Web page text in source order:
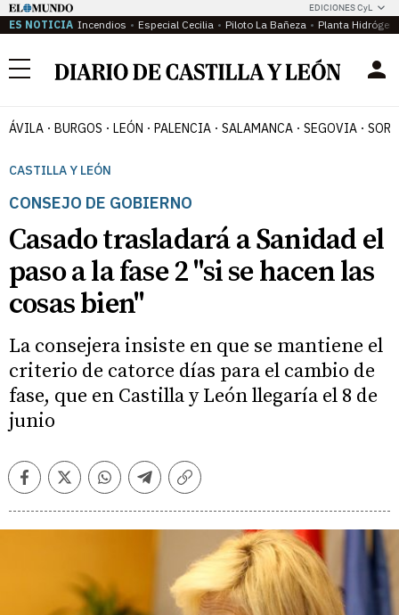
EDICIONES CyL
ES NOTICIA Incendios Especial Cecilia Piloto La Bañeza Planta
Menú
ÁVILA BURGOS LEÓN PALENCIA SALAMANCA SEGOVIA
CASTILLA Y LEÓN
CONSEJO DE GOBIERNO
Casado trasladará a Sanidad el
paso a la fase 2 "si se hacen las
cosas bien"
La consejera insiste en que se mantiene el
criterio de catorce días para el cambio de
fase, que en Castilla y León llegaría el 8 de
junio
FacebookTwitterWhatsappTelegramCopiar